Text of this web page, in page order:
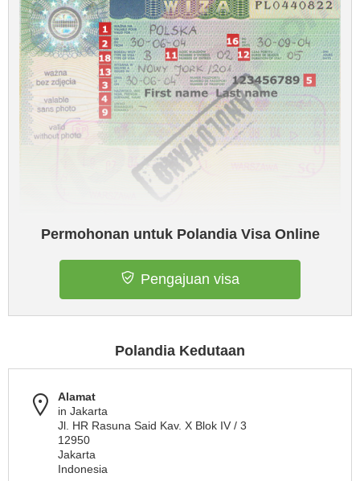
Permohonan untuk Polandia Visa Online
Pengajuan visa
Polandia Kedutaan
Alamat
in Jakarta
Jl. HR Rasuna Said Kav. X Blok IV / 3
12950
Jakarta
Indonesia